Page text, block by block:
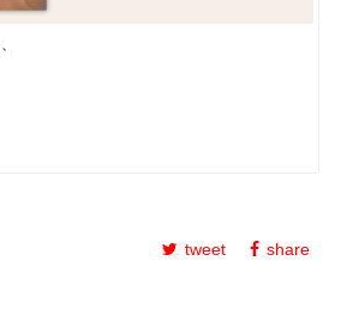
tweet share